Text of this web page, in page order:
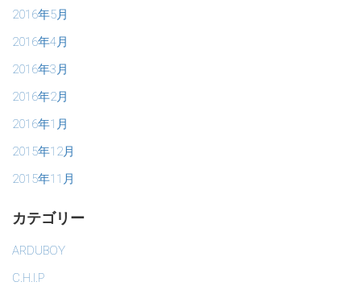
2016年5月
2016年4月
2016年3月
2016年2月
2016年1月
2015年12月
2015年11月
カテゴリー
ARDUBOY
C.H.I.P